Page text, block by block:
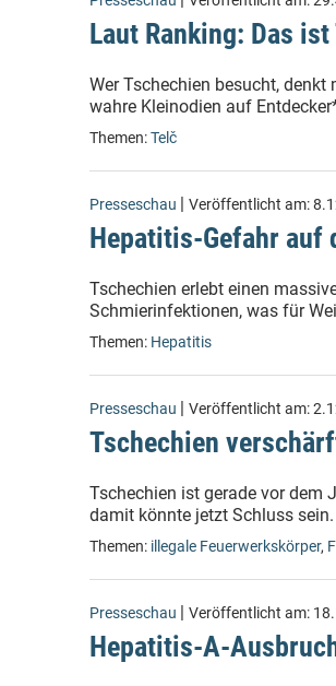
Laut Ranking: Das
Wer Tschechien besucht,
wahre Kleinodien auf
Themen:Telč
Presseschau | Veröffentlicht am:
Hepatitis-Gefahr auf
Tschechien erlebt einen
Schmierinfektionen, was für
Themen: Hepatitis
Presseschau | Veröffentlicht am:
Tschechien
Tschechien ist gerade vor dem
damit könnte jetzt Schluss
Themen: illegale Feuerwerkskörper,
Presseschau | Veröffentlicht am:
Hepatitis-A-